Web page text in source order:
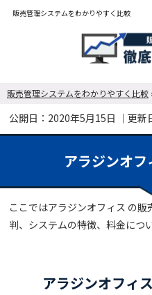
販売管理システムをわかりやすく比較
販売管理システムをわかりやすく比較
公開日： 2020年5月15日 ｜更新
アラジンオフ
ここではアラジンオフィス の
判、システムの特徴、料金につ
アラジンオフィ